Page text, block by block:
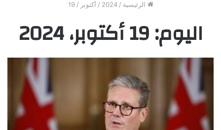
الرئيسية /
2024
/ أكتوبر /
19
اليوم:19 أكتوبر، 2024